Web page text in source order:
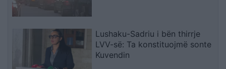
Lushaku-Sadriu i bën thirrje
LVV-së: Ta konstituojmë sonte
Kuvendin